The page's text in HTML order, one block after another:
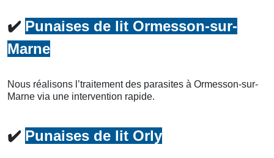
✔️ Punaises de lit Ormesson-sur-
Marne
Nous réalisons l’traitement des parasites à Ormesson-sur-
Marne via une intervention rapide.
✔️ Punaises de lit Orly